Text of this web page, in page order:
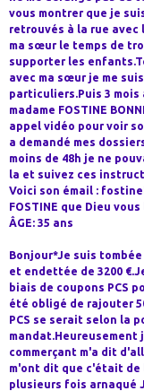
vous montrer que je
retrouvés à la rue avec
ma sœur le temps de
supporter les
avec ma sœur je me
particuliers.Puis 3
madame FOSTINE
appel vidéo pour voir
a demandé mes
moins de 48h je ne
la et suivez ces
Voici son émail :
FOSTINE que Dieu
ÂGE: 35 ans
Bonjour*Je suis
et endettée de 3200
biais de coupons PCS
été obligé de rajouter
PCS se serait selon la
commerçant m'a dit
m'ont dit que c'était
plusieurs fois arnaqué